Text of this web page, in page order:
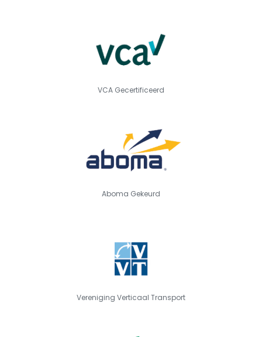
VCA Gecertificeerd
Aboma Gekeurd
Vereniging Verticaal Transport